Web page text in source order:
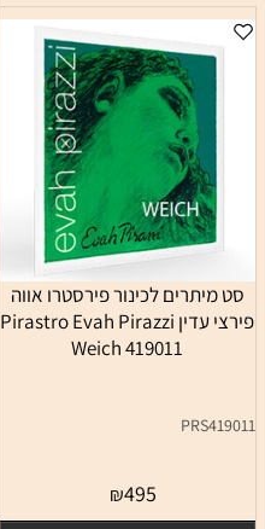
סט מיתרים לכינור פירסטרו אווה
פירצי עדין Pirastro Evah Pirazzi
Weich 419011
PRS419011
₪495